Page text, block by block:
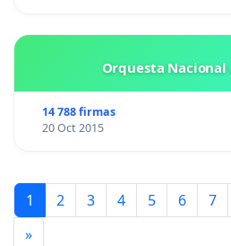
Orquesta Nacional
14 788 firmas
20 Oct 2015
1 2 3 4 5 6 7
»